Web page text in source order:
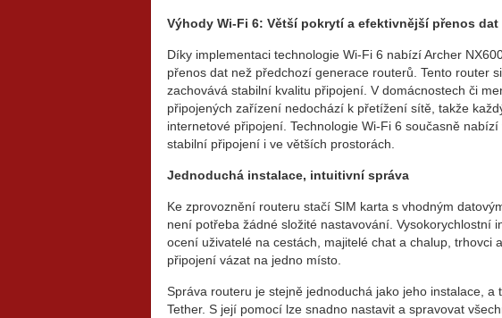
Výhody Wi-Fi 6: Větší pokrytí a efektivnější přenos dat
Díky implementaci technologie Wi-Fi 6 nabízí Archer
přenos dat než předchozí generace routerů. Tento router
zachovává stabilní kvalitu připojení. V domácnostech či
připojených zařízení nedochází k přetížení sítě, takže
internetové připojení. Technologie Wi-Fi 6 současně
stabilní připojení i ve větších prostorách.
Jednoduchá instalace, intuitivní správa
Ke zprovoznění routeru stačí SIM karta s vhodným
není potřeba žádné složité nastavování. Vysokorychlostní
ocení uživatelé na cestách, majitelé chat a chalup, trhovci
připojení vázat na jedno místo.
Správa routeru je stejně jednoduchá jako jeho instalace,
Tether. S její pomocí lze snadno nastavit a spravovat